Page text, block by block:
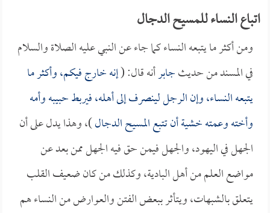
اتباع النساء للمسيح الدجال
ومن أكثر ما يتبعه النساء كما جاء عن النبي عليه الصلاة والسلام
في المسند من حديثجابرأنه قال: (إنه خارج فيكم، وأكثر ما
يتبعه النساء، وإن الرجل لينصرف إلى أهله، فيربط حبيبه وأمه
وأخته وعمته خشية أن تتبعالمسيح الدجال)، وهذا يدل على أن
الجهل في اليهود، والجهل فيمن حق فيه الجهل ممن بعد عن
مواضع العلم من أهل البادية، وكذلك من كان ضعيف القلب
يتعلق بالشبهات، ويتأثر ببعض الفتن والعوارض من النساء هم